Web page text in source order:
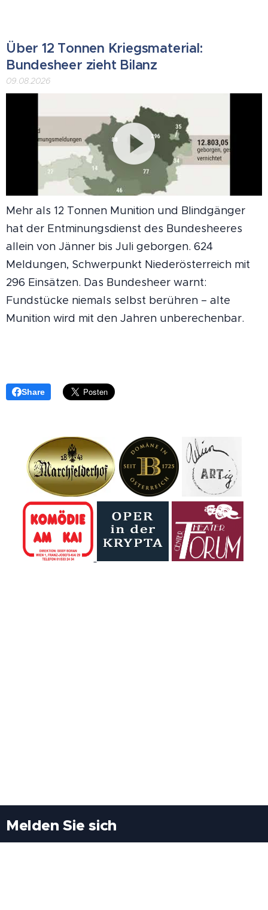
Über 12 Tonnen Kriegsmaterial:
Bundesheer zieht Bilanz
09.08.2026
Mehr als 12 Tonnen Munition und Blindgänger
hat der Entminungsdienst des Bundesheeres
allein von Jänner bis Juli geborgen. 624
Meldungen, Schwerpunkt Niederösterreich mit
296 Einsätzen. Das Bundesheer warnt:
Fundstücke niemals selbst berühren – alte
Munition wird mit den Jahren unberechenbar.
Share
Melden Sie sich